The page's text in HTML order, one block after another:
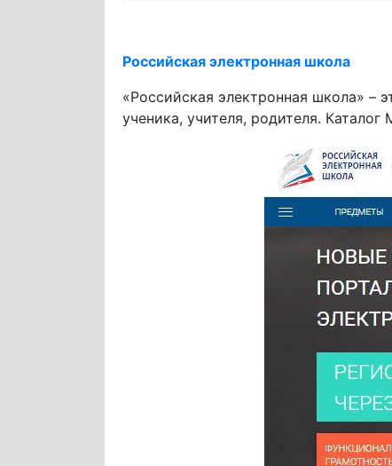
Российская электронная школа
«Российская электронная школа» –
ученика, учителя, родителя.